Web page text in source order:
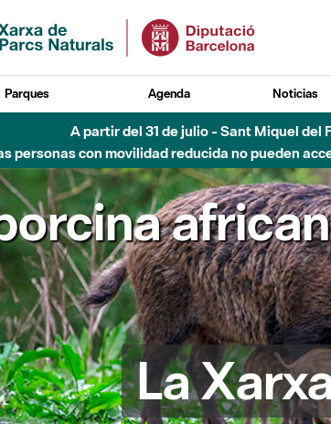
Parques Agenda Noticias
A partir del 31 de julio - Sant Miquel
personas con movilidad reducida no pueden
La